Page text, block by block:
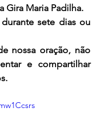
Gira Maria Padilha.
durante sete dias ou
nossa oração, não
e compartilhar